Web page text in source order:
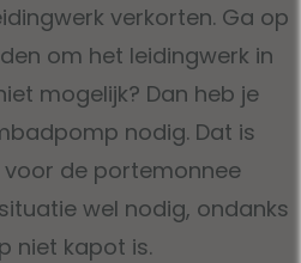
verkorten. Ga op
om het leidingwerk in
mogelijk? Dan heb je
nodig. Dat is
de portemonnee
wel nodig, ondanks
niet kapot is.